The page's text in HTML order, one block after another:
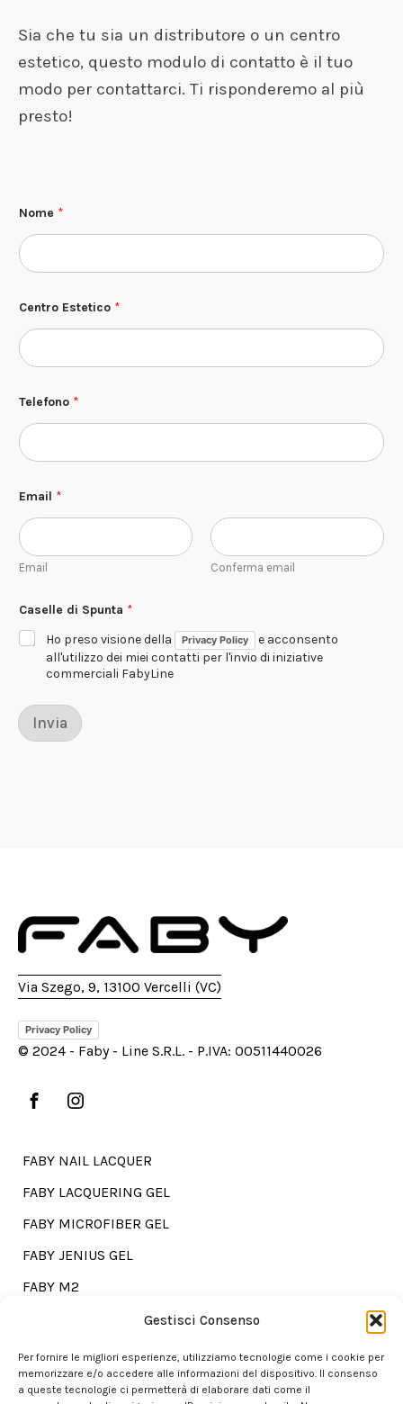
Gestisci Consenso
Per fornire le migliori esperienze, utilizziamo tecnologie come i cookie per
memorizzare e/o accedere alle informazioni del dispositivo. Il consenso
a queste tecnologie ci permetterà di elaborare dati come il
Sia che tu sia un distributore o un centro
estetico, questo modulo di contatto è il tuo
modo per contattarci. Ti risponderemo al più
presto!
Nome *
Centro Estetico *
Telefono *
Email *
Email Conferma email
C
a
s
*
Caselle di Spunta *
Ho preso visione della
Privacy Policy
e acconsento
all'utilizzo dei miei contatti per l'invio di iniziative
commerciali FabyLine
Invia
Via Szego, 9, 13100 Vercelli (VC)
Privacy Policy
© 2024 - Faby - Line S.R.L. - P.IVA: 00511440026
FABY NAIL LACQUER
FABY LACQUERING GEL
FABY MICROFIBER GEL
FABY JENIUS GEL
FABY M2